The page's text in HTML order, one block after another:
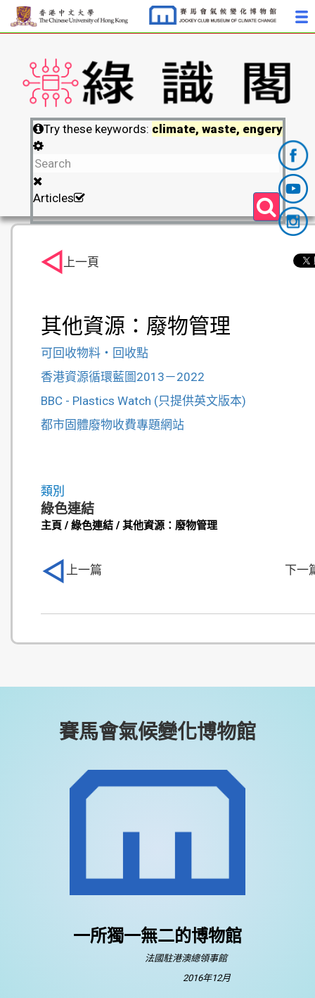
Try these keywords: climate, waste, engery
Articles
其他資源：廢物管理
可回收物料‧回收點
香港資源循環藍圖2013－2022
BBC - Plastics Watch (只提供英文版本)
都市固體廢物收費專題網站
類別
綠色連結
主頁 / 綠色連結 / 其他資源：廢物管理
上一篇 下一
上一頁
賽馬會氣候變化博物館
一所獨一無二的博物館
法國駐港澳總領事館
2016年12月